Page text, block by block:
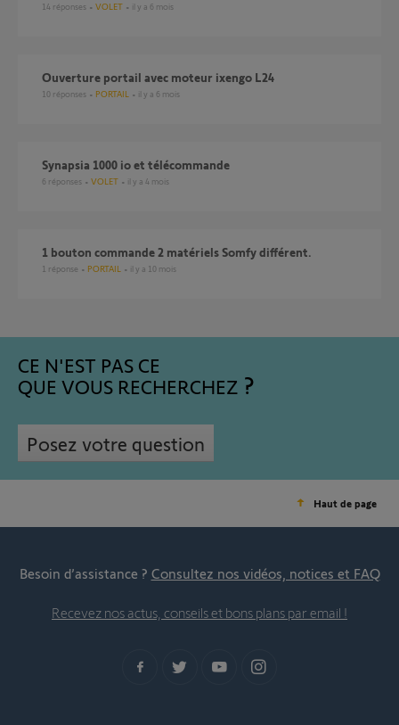
14 réponses VOLET il y a 6 mois
Ouverture portail avec moteur ixengo L24
10 réponses PORTAIL il y a 6 mois
Synapsia 1000 io et télécommande
6 réponses VOLET il y a 4 mois
1 bouton commande 2 matériels Somfy différent.
1 réponse PORTAIL il y a 10 mois
CE N'EST PAS CE
QUE VOUS RECHERCHEZ
Posez votre question
Haut de page
Besoin d’assistance ? Consultez nos vidéos, notices et FAQ
Recevez nos actus, conseils et bons plans par email !